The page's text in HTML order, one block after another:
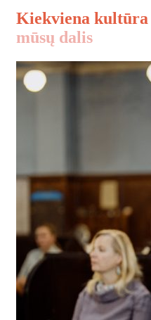
Kiekviena kultūra
mūsų dalis